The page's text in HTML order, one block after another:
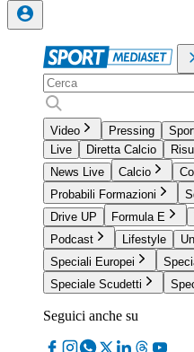
Video Pressing
Live
Diretta Calcio
News Live
Calcio
Probabili Formazioni
Drive UP
Formula E
Podcast
Lifestyle
Speciali Europei
Speciale Scudetti
Seguici anche su